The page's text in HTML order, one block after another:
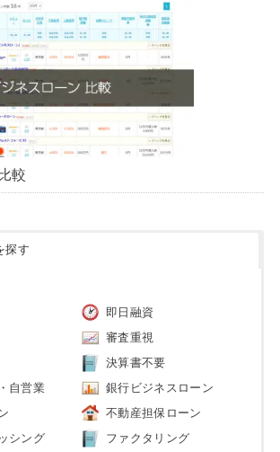
較
探す
即日融資
審査重視
決算書不要
自営業 銀行ビジネスローン
不動産担保ローン
シング ファクタリング